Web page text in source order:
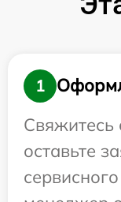
1
Свяжитесь
оставьте